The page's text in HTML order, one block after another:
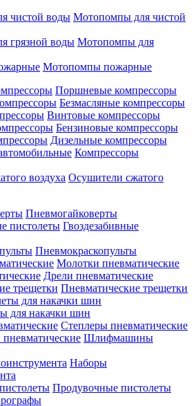
Мотопомпы для чистой
Мотопомпы для
Мотопомпы пожарные
Поршневые компрессоры
Безмасляные компрессоры
Винтовые компрессоры
Бензиновые компрессоры
Дизельные компрессоры
Компрессоры
Осушители сжатого
Пневмогайковерты
Гвоздезабивные
Пневмокраскопульты
Молотки пневматические
Дрели пневматические
Пневматические трещетки
для накачки шин
Степлеры пневматические
Шлифмашины
Наборы
Продувочные пистолеты